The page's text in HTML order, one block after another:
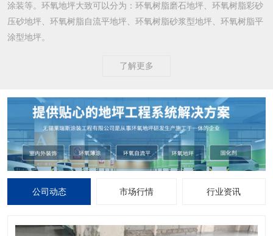
涂装等。环氧地坪大致可以分为：环氧树脂磨石地坪、环氧树脂彩砂
压砂地坪、环氧树脂自流平地坪、环氧树脂砂浆型地坪、环氧树脂平
涂型地坪。
了解更多
公司动态 市场行情 行业资讯